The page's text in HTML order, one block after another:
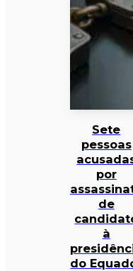
Sete
pessoas
por
de
à
do